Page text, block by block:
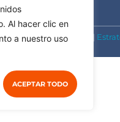
Al hacer clic en
a nuestro uso
ACEPTAR TODO
Ecopime Projects S.L. |